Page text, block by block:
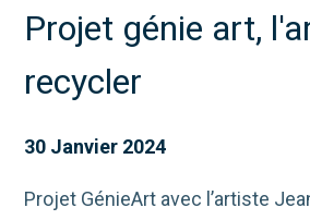
Projet génie art,
recycler
30 Janvier 2024
Projet GénieArt avec l’artiste